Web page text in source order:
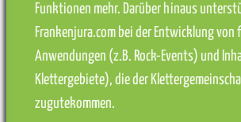
Funktionen mehr. Darüber hinaus
Frankenjura.com bei der Entwicklung von
Anwendungen (z.B. Rock-Events) und
Klettergebiete), die der
zugutekommen.